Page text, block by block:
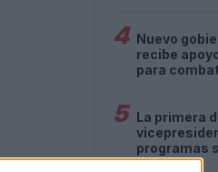
4 Nuevo
recibe
para
5 La primera
programas
Colombia